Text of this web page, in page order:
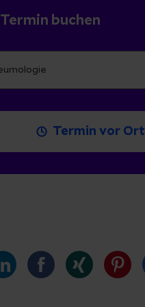
Termin buchen
Termin vor Ort